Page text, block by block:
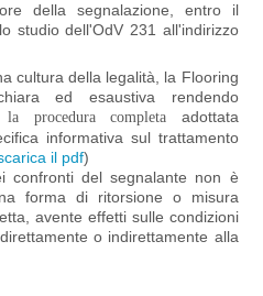
della segnalazione, entro il
studio dell'OdV 231 all'indirizzo
cultura della legalità, la Flooring
ed esaustiva rendendo
procedura completa adottata
informativa sul trattamento
il pdf)
confronti del segnalante non è
forma di ritorsione o misura
avente effetti sulle condizioni
o indirettamente alla